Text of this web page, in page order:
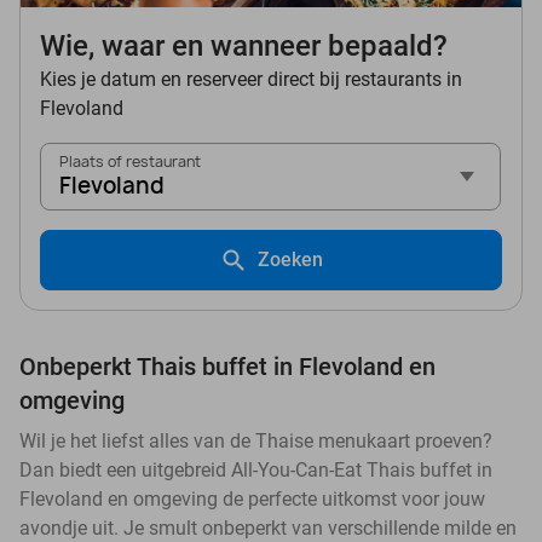
Wie, waar en wanneer bepaald?
Kies je datum en reserveer direct bij restaurants in
Flevoland
Plaats of restaurant
Flevoland
Zoeken
Onbeperkt Thais buffet in Flevoland en
omgeving
Wil je het liefst alles van de Thaise menukaart proeven?
Dan biedt een uitgebreid All-You-Can-Eat Thais buffet in
Flevoland en omgeving de perfecte uitkomst voor jouw
avondje uit. Je smult onbeperkt van verschillende milde en